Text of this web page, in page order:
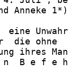
Anneke
eine
die ohne
ihres
B e f e